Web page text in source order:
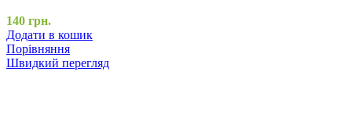
140 грн.
Додати в кошик
Порівняння
Швидкий перегляд